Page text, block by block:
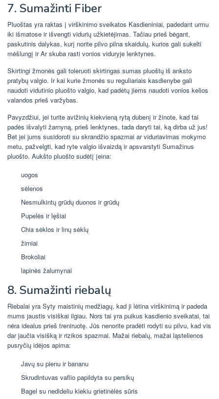
7. Sumažinti Fiber
Pluoštas yra raktas į virškinimo sveikatos Kasdieniniai, padedant urmu
iki išmatose ir išvengti vidurių užkietėjimas. Tačiau prieš bėgant,
paskutinis dalykas, kurį norite pilvo pilna skaidulų, kurios gali sukelti
mėšlungį ir Ar skuba rasti vonios viduryje lenktynes.
Skirtingi žmonės gali toleruoti skirtingas sumas pluoštų iš anksto
pratybų valgio. Ir kai kurie žmonės su reguliariais kasdienybe gali
naudoti vidutinio pluošto valgio, kad padėtų jiems naudoti vonios kelios
valandos prieš varžybas.
Pavyzdžiui, jei turite avižinių kiekvieną rytą dubenį ir žinote, kad tai
padės išvalyti žarnyną, prieš lenktynes, tada daryti tai, ką dirba už jus!
Bet jei jums susidoroti su skrandžio spazmai ar viduriavimas mokymo
metu, pažvelgti, kad ryte valgio išvaizdą ir apsvarstyti Sumažinus
pluošto. Aukšto pluošto sudėtį įeina:
uogos
sėlenos
Nesmulkintų grūdų duonos ir grūdų
Pupelės ir lęšiai
Chia sėklos ir linų sėklų
žirniai
Brokoliai
lapinės žalumynai
8. Sumažinti riebalų
Riebalai yra Syty maistinių medžiagų, kad ji lėtina virškinimą ir padeda
mums jaustis visiškai ilgiau. Nors tai yra puikus kasdienio sveikatai, tai
nėra idealus prieš treniruotę. Jūs nenorite pradėti rodyti su pilvu, kad vis
dar jaučia visišką ir rizikos spazmai. Mažai riebalų, mažai ląstelienos
pusryčių idėjos apima:
Javų su pienu ir bananu
Skrudintuvas vaflio papildyta su persikų
Bagel su nedideliu kiekiu grietinėlės sūris